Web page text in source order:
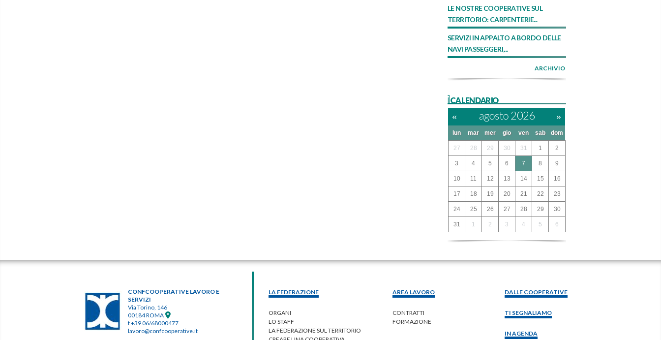
LE NOSTRE COOPERATIVE SUL
TERRITORIO: CARPENTERIE...
SERVIZI IN APPALTO A BORDO DELLE
NAVI PASSEGGERI,...
ARCHIVIO
ilCALENDARIO
« agosto 2026 »
lun mar mer gio ven sab dom
27 28 29 30 31 1 2
3 4 5 6 7 8 9
10 11 12 13 14 15 16
17 18 19 20 21 22 23
24 25 26 27 28 29 30
31 1 2 3 4 5 6
LA FEDERAZIONE
ORGANI
LO STAFF
LA FEDERAZIONE SUL TERRITORIO
AREA LAVORO
CONTRATTI
FORMAZIONE
DALLE COOPERATIVE
TI SEGNALIAMO
IN AGENDA
CONFCOOPERATIVE LAVORO E
SERVIZI
Via Torino, 146
00184 ROMA
t +39 06/68000477
lavoro@confcooperative.it